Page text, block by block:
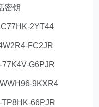
密钥
2YT44
FC2JR
G6PJR
9KXR4
TP8HK-66PJR